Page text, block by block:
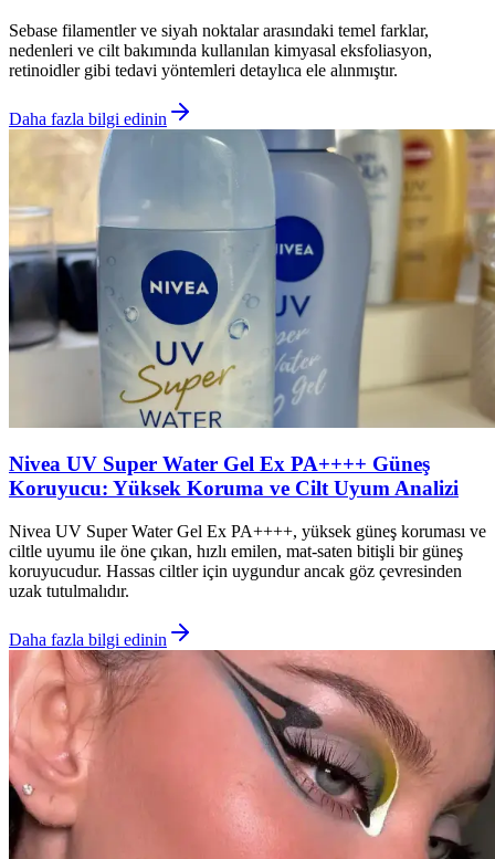
Sebase filamentler ve siyah noktalar arasındaki temel farklar,
nedenleri ve cilt bakımında kullanılan kimyasal eksfoliasyon,
retinoidler gibi tedavi yöntemleri detaylıca ele alınmıştır.
Daha fazla bilgi edinin
Nivea UV Super Water Gel Ex PA++++ Güneş
Koruyucu: Yüksek Koruma ve Cilt Uyum Analizi
Nivea UV Super Water Gel Ex PA++++, yüksek güneş koruması ve
ciltle uyumu ile öne çıkan, hızlı emilen, mat-saten bitişli bir güneş
koruyucudur. Hassas ciltler için uygundur ancak göz çevresinden
uzak tutulmalıdır.
Daha fazla bilgi edinin